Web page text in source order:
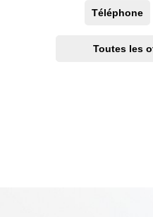
Téléphone
Toutes les